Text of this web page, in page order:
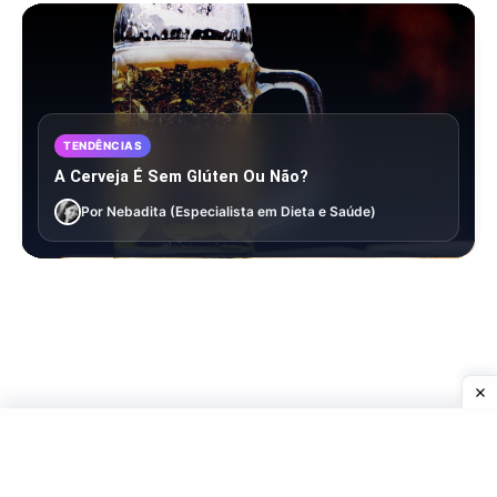
TENDÊNCIAS
A Cerveja É Sem Glúten Ou Não?
Por Nebadita (Especialista em Dieta e Saúde)